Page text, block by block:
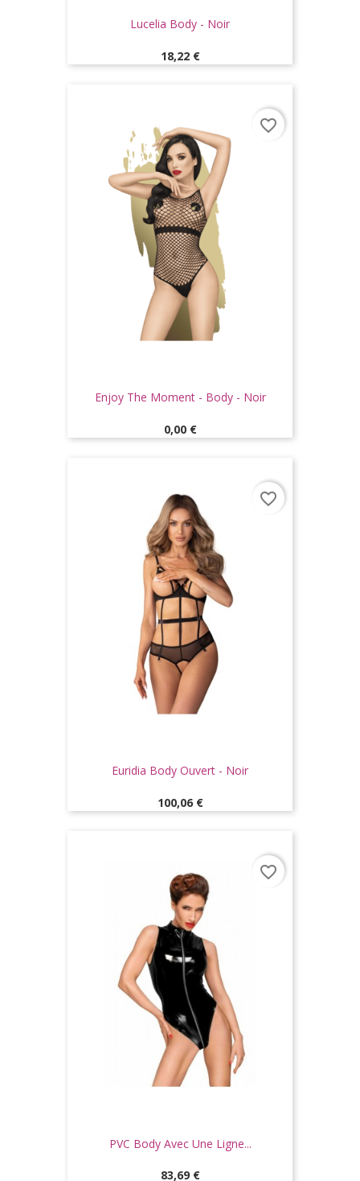
Lucelia Body - Noir
Prix
18,22 €
Enjoy The Moment - Body - Noir
Prix
0,00 €
favorite_border
Euridia Body Ouvert - Noir
Prix
100,06 €
favorite_border
PVC Body Avec Une Ligne...
Prix
83,69 €
favorite_border